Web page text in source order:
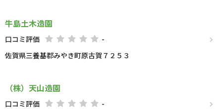
牛島土木造園
口コミ評価
-
佐賀県三養基郡みやき町原古賀７２５３
（株）天山造園
口コミ評価
-